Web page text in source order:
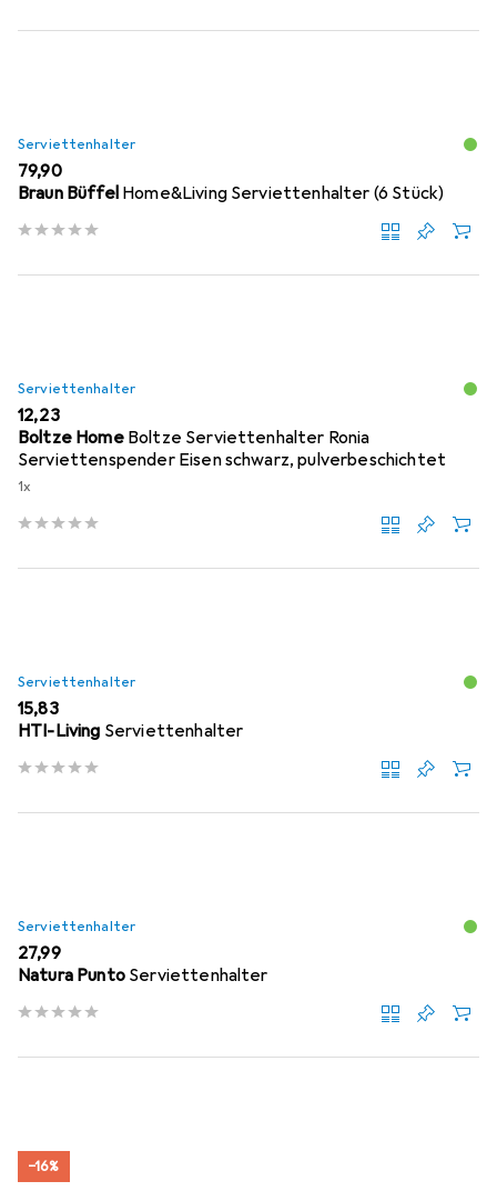
Serviettenhalter
EUR
79,90
Braun Büffel Home&Living Serviettenhalter (6 Stück)
Serviettenhalter
EUR
12,23
Boltze Home Boltze Serviettenhalter Ronia
Serviettenspender Eisen schwarz, pulverbeschichtet
1x
Serviettenhalter
EUR
15,83
HTI-Living Serviettenhalter
Serviettenhalter
EUR
27,99
Natura Punto Serviettenhalter
−16%